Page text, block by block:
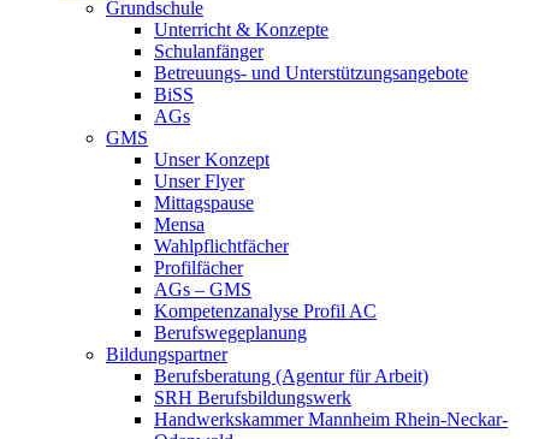
Grundschule
Unterricht & Konzepte
Schulanfänger
Betreuungs- und Unterstützungsangebote
BiSS
AGs
GMS
Unser Konzept
Unser Flyer
Mittagspause
Mensa
Wahlpflichtfächer
Profilfächer
AGs – GMS
Kompetenzanalyse Profil AC
Berufswegeplanung
Bildungspartner
Berufsberatung (Agentur für Arbeit)
SRH Berufsbildungswerk
Handwerkskammer Mannheim Rhein-Neckar-